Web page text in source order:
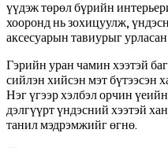
үүдэж төрөл бүрийн
хооронд нь зохицуулж,
аксесуарын тавиурыг
Гэрийн уран чамин хээтэй
сийлэн хийсэн мэт бүтээсэн
Нэг үгээр хэлбэл орчин
дэлгүүрт үндэсний хээтэй
танил мэдрэмжийг өгнө.